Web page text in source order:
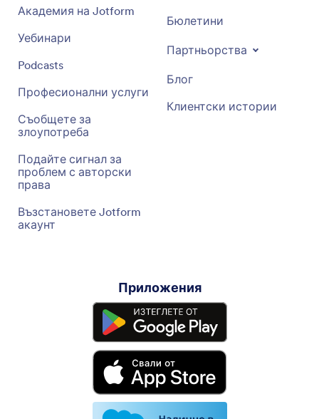
Академия на Jotform
Уебинари
Podcasts
Професионални услуги
Съобщете за
злоупотреба
Подайте сигнал за
проблем с авторски
права
Възстановете Jotform
акаунт
Бюлетини
Партньорства
Блог
Клиентски истории
Приложения